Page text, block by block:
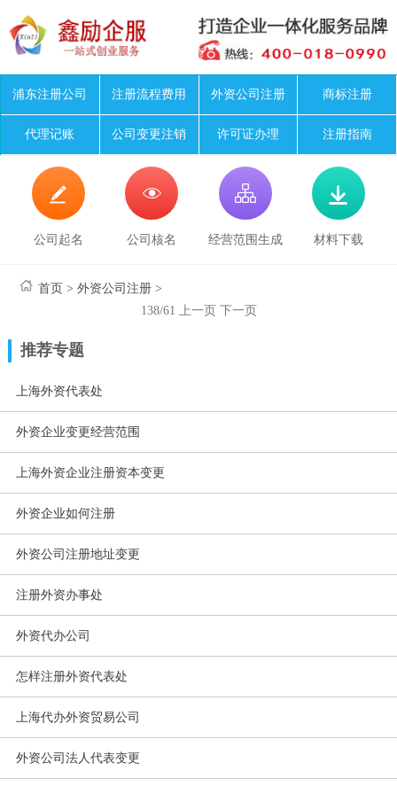
浦东注册公司 注册流程费用 外资公司注册 商标注册
代理记账 公司变更注销 许可证办理 注册指南

公司起名

公司核名

经营范围生成

材料下载
首页 >外资公司注册 >
138/61
上一页 下一页
推荐专题
上海外资代表处
外资企业变更经营范围
上海外资企业注册资本变更
外资企业如何注册
外资公司注册地址变更
注册外资办事处
外资代办公司
怎样注册外资代表处
上海代办外资贸易公司
外资公司法人代表变更